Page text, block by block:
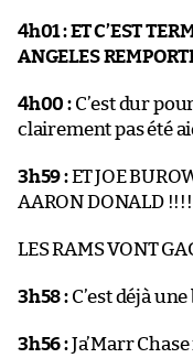
4h01 :ET C’EST
ANGELES
4h00 :C’est dur
clairement pas été
3h59 :ET JOE
AARON DONALD
LES RAMS VONT
3h58 :C’est déjà
3h56 :Ja’Marr